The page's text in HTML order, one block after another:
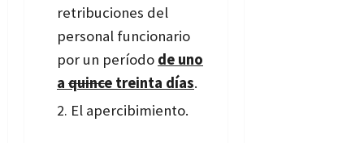
retribuciones del
personal funcionario
por un período de uno
a quince treinta días.
El apercibimiento.